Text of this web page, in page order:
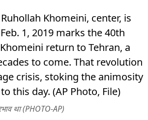
था (PHOTO-AP)